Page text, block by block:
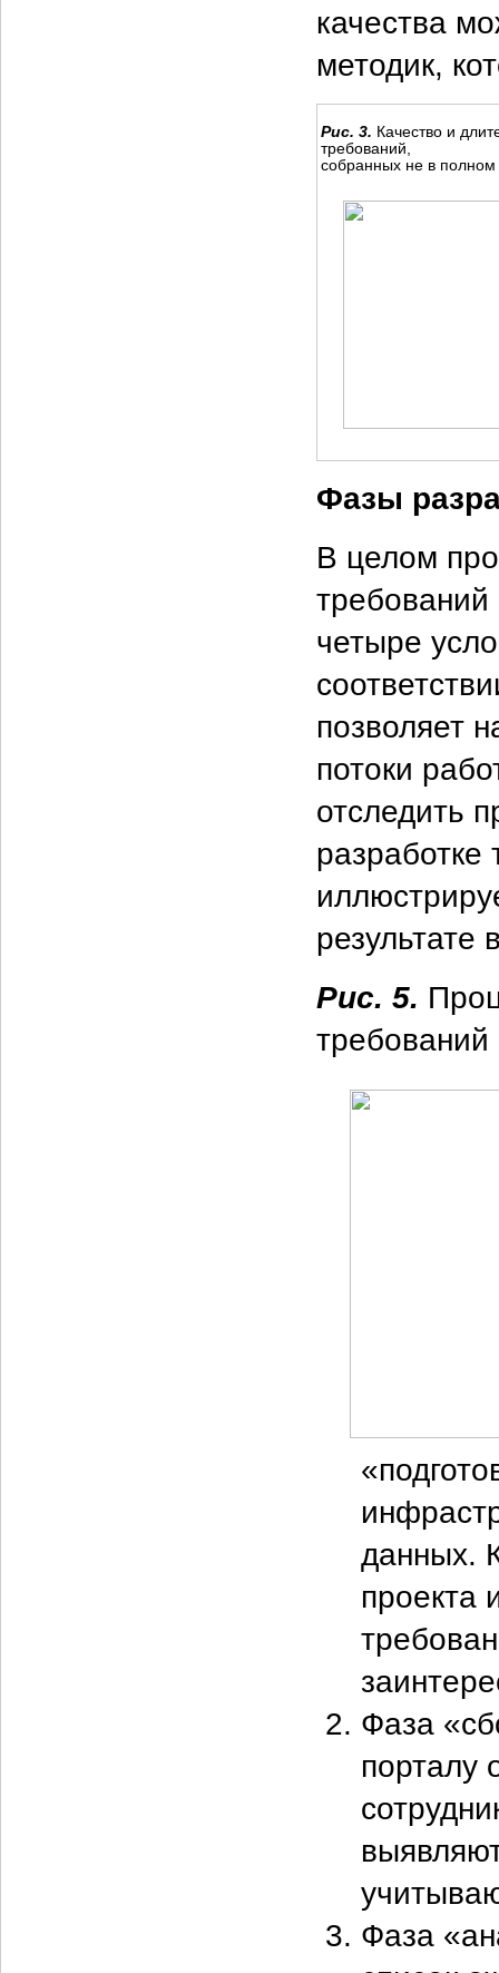
качества
методик,
Рис. 3. Качество и
требований,
собранных не в
Фазы
В целом
четыре
позволяет
потоки
отследить
разработке
результате
Рис. 5.
требований
данных.
проекта
Фаза
порталу
Фаза